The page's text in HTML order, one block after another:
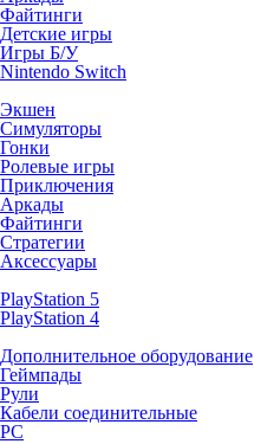
Файтинги
Детские игры
Игры Б/У
Nintendo Switch
Экшен
Симуляторы
Гонки
Ролевые игры
Приключения
Аркады
Файтинги
Стратегии
Аксессуары
PlayStation 5
PlayStation 4
Дополнительное оборудование
Геймпады
Рули
Кабели соединительные
PC